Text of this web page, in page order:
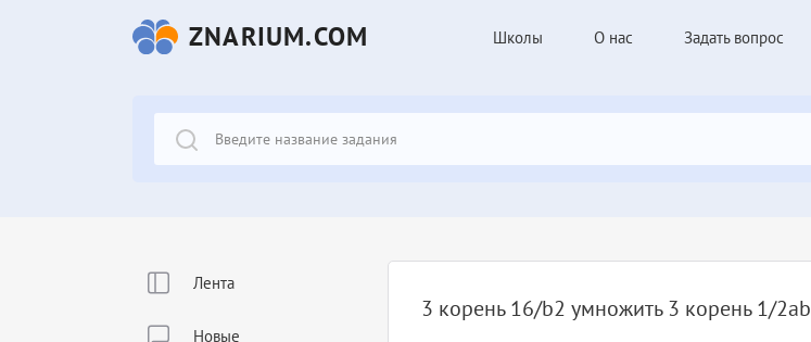
ZNARIUM.COM Школы О нас Задать вопрос
Лента
Новые
3 корень 16/b2 умножить 3 корень 1/2ab